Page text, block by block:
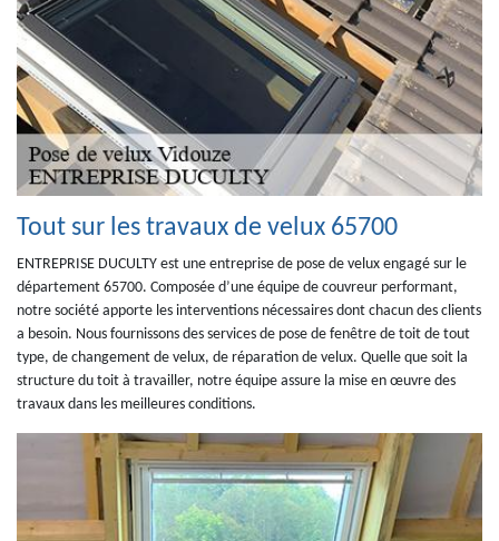
Tout sur les travaux de velux 65700
ENTREPRISE DUCULTY est une entreprise de pose de velux engagé sur le
département 65700. Composée d’une équipe de couvreur performant,
notre société apporte les interventions nécessaires dont chacun des clients
a besoin. Nous fournissons des services de pose de fenêtre de toit de tout
type, de changement de velux, de réparation de velux. Quelle que soit la
structure du toit à travailler, notre équipe assure la mise en œuvre des
travaux dans les meilleures conditions.